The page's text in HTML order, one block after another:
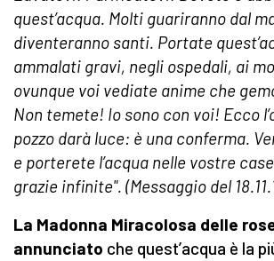
quest’acqua. Molti guariranno dal
diventeranno santi. Portate
ammalati gravi, negli ospedali, ai
ovunque voi vediate anime che
Non temete! Io sono con voi! Ecco
pozzo darà luce: è una conferma.
e porterete l’acqua nelle vostre
grazie infinite". (Messaggio del
La Madonna Miracolosa delle
annunciato che quest’acqua è la